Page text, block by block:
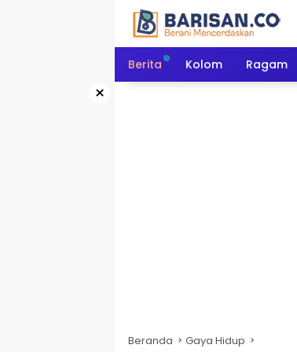
Berita Kolom Ragam
×
Beranda Gaya Hidup